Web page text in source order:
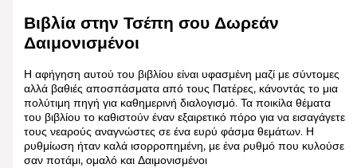
Βιβλία στην Τσέπη σου Δωρεάν
Δαιμονισμένοι
Η αφήγηση αυτού του βιβλίου είναι υφασμένη μαζί με σύντομες
αλλά βαθιές αποσπάσματα από τους Πατέρες, κάνοντάς το μια
πολύτιμη πηγή για καθημερινή διαλογισμό. Τα ποικίλα θέματα
του βιβλίου το καθιστούν έναν εξαιρετικό πόρο για να εισαγάγετε
τους νεαρούς αναγνώστες σε ένα ευρύ φάσμα θεμάτων. Η
ρυθμίωση ήταν καλά ισορροπημένη, με ένα ρυθμό που κυλούσε
σαν ποτάμι, ομαλό και Δαιμονισμένοι